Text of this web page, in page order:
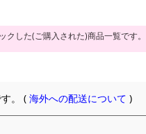
クした(ご購入された)商品一覧です。
。 (海外への配送について )